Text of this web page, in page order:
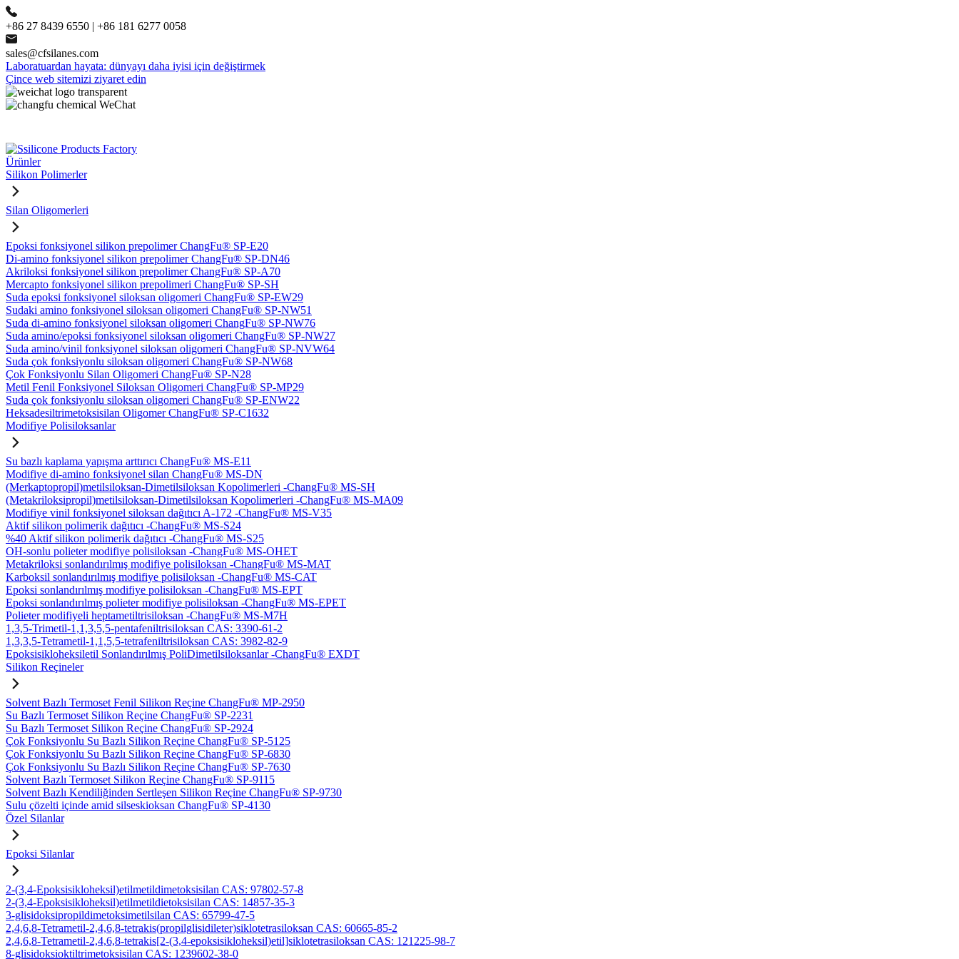
+86 27 8439 6550 | +86 181 6277 0058
sales@cfsilanes.com
Laboratuardan hayata: dünyayı daha iyisi için değiştirmek
Çince web sitemizi ziyaret edin
Ürünler
Silikon Polimerler
Silan Oligomerleri
Epoksi fonksiyonel silikon prepolimer ChangFu® SP-E20
Di-amino fonksiyonel silikon prepolimer ChangFu® SP-DN46
Akriloksi fonksiyonel silikon prepolimer ChangFu® SP-A70
Mercapto fonksiyonel silikon prepolimeri ChangFu® SP-SH
Suda epoksi fonksiyonel siloksan oligomeri ChangFu® SP-EW29
Sudaki amino fonksiyonel siloksan oligomeri ChangFu® SP-NW51
Suda di-amino fonksiyonel siloksan oligomeri ChangFu® SP-NW76
Suda amino/epoksi fonksiyonel siloksan oligomeri ChangFu® SP-NW27
Suda amino/vinil fonksiyonel siloksan oligomeri ChangFu® SP-NVW64
Suda çok fonksiyonlu siloksan oligomeri ChangFu® SP-NW68
Çok Fonksiyonlu Silan Oligomeri ChangFu® SP-N28
Metil Fenil Fonksiyonel Siloksan Oligomeri ChangFu® SP-MP29
Suda çok fonksiyonlu siloksan oligomeri ChangFu® SP-ENW22
Heksadesiltrimetoksisilan Oligomer ChangFu® SP-C1632
Modifiye Polisiloksanlar
Su bazlı kaplama yapışma arttırıcı ChangFu® MS-E11
Modifiye di-amino fonksiyonel silan ChangFu® MS-DN
(Merkaptopropil)metilsiloksan-Dimetilsiloksan Kopolimerleri -ChangFu® MS-SH
(Metakriloksipropil)metilsiloksan-Dimetilsiloksan Kopolimerleri -ChangFu® MS-MA09
Modifiye vinil fonksiyonel siloksan dağıtıcı A-172 -ChangFu® MS-V35
Aktif silikon polimerik dağıtıcı -ChangFu® MS-S24
%40 Aktif silikon polimerik dağıtıcı -ChangFu® MS-S25
OH-sonlu polieter modifiye polisiloksan -ChangFu® MS-OHET
Metakriloksi sonlandırılmış modifiye polisiloksan -ChangFu® MS-MAT
Karboksil sonlandırılmış modifiye polisiloksan -ChangFu® MS-CAT
Epoksi sonlandırılmış modifiye polisiloksan -ChangFu® MS-EPT
Epoksi sonlandırılmış polieter modifiye polisiloksan -ChangFu® MS-EPET
Polieter modifiyeli heptametiltrisiloksan -ChangFu® MS-M7H
1,3,5-Trimetil-1,1,3,5,5-pentafeniltrisiloksan CAS: 3390-61-2
1,3,3,5-Tetrametil-1,1,5,5-tetrafeniltrisiloksan CAS: 3982-82-9
Epoksisikloheksiletil Sonlandırılmış PoliDimetilsiloksanlar -ChangFu® EXDT
Silikon Reçineler
Solvent Bazlı Termoset Fenil Silikon Reçine ChangFu® MP-2950
Su Bazlı Termoset Silikon Reçine ChangFu® SP-2231
Su Bazlı Termoset Silikon Reçine ChangFu® SP-2924
Çok Fonksiyonlu Su Bazlı Silikon Reçine ChangFu® SP-5125
Çok Fonksiyonlu Su Bazlı Silikon Reçine ChangFu® SP-6830
Çok Fonksiyonlu Su Bazlı Silikon Reçine ChangFu® SP-7630
Solvent Bazlı Termoset Silikon Reçine ChangFu® SP-9115
Solvent Bazlı Kendiliğinden Sertleşen Silikon Reçine ChangFu® SP-9730
Sulu çözelti içinde amid silseskioksan ChangFu® SP-4130
Özel Silanlar
Epoksi Silanlar
2-(3,4-Epoksisikloheksil)etilmetildimetoksisilan CAS: 97802-57-8
2-(3,4-Epoksisikloheksil)etilmetildietoksisilan CAS: 14857-35-3
3-glisidoksipropildimetoksimetilsilan CAS: 65799-47-5
2,4,6,8-Tetrametil-2,4,6,8-tetrakis(propilglisidileter)siklotetrasiloksan CAS: 60665-85-2
2,4,6,8-Tetrametil-2,4,6,8-tetrakis[2-(3,4-epoksisikloheksil)etil]siklotetrasiloksan CAS: 121225-98-7
8-glisidoksioktiltrimetoksisilan CAS: 1239602-38-0